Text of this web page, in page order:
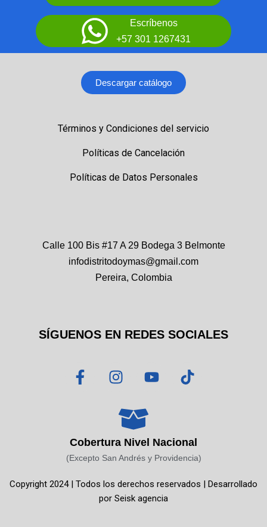
Escríbenos
+57 301 1267431
Descargar catálogo
Términos y Condiciones del servicio
Políticas de Cancelación
Políticas de Datos Personales
Calle 100 Bis #17 A 29 Bodega 3 Belmonte
infodistritodoymas@gmail.com
Pereira, Colombia
SÍGUENOS EN REDES SOCIALES
F
a
o
o
-
I
n
t
a
g
r
m
Y
o
b
e
T
i
k
Cobertura Nivel Nacional
(Excepto San Andrés y Providencia)
Copyright 2024 | Todos los derechos reservados | Desarrollado
por Seisk agencia